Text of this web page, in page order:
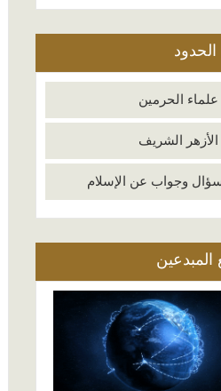
الحرمين
الشريف
وجواب عن الإسلام
المبدعين